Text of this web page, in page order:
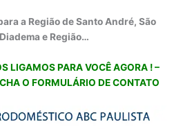
a Região de Santo André, São
e Região…
LIGAMOS PARA VOCÊ AGORA ! –
O FORMULÁRIO DE CONTATO